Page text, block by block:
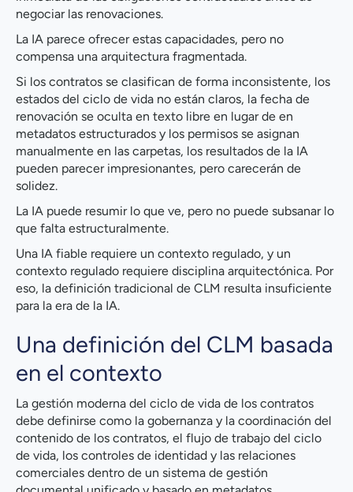
negociar las renovaciones.
La IA parece ofrecer estas capacidades, pero no
compensa una arquitectura fragmentada.
Si los contratos se clasifican de forma inconsistente, los
estados del ciclo de vida no están claros, la fecha de
renovación se oculta en texto libre en lugar de en
metadatos estructurados y los permisos se asignan
manualmente en las carpetas, los resultados de la IA
pueden parecer impresionantes, pero carecerán de
solidez.
La IA puede resumir lo que ve, pero no puede subsanar lo
que falta estructuralmente.
Una IA fiable requiere un contexto regulado, y un
contexto regulado requiere disciplina arquitectónica. Por
eso, la definición tradicional de CLM resulta insuficiente
para la era de la IA.
Una definición del CLM basada
en el contexto
La gestión moderna del ciclo de vida de los contratos
debe definirse como la gobernanza y la coordinación del
contenido de los contratos, el flujo de trabajo del ciclo
de vida, los controles de identidad y las relaciones
comerciales dentro de un sistema de gestión